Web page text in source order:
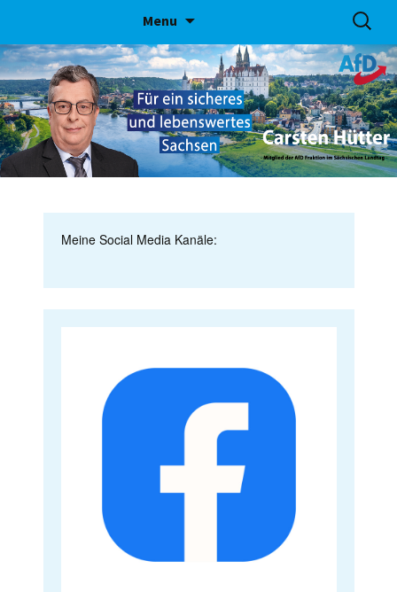
Menu
content
Suchen
nach:
Meine Social Media Kanäle: